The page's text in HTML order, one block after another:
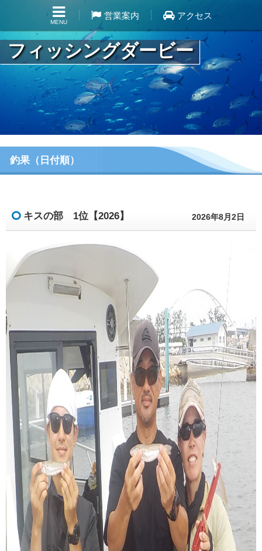
MENU
営業案内 アクセス
フィッシングダービー
釣果（日付順）
キスの部 1位【2026】 2026年8月2日